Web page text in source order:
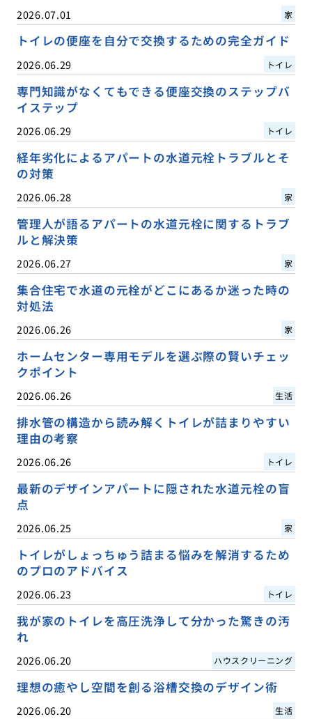
2026.07.01 家
トイレの便座を自分で交換するための完全ガイド
2026.06.29 トイレ
専門知識がなくてもできる便座交換のステップバ
イステップ
2026.06.29 トイレ
経年劣化によるアパートの水道元栓トラブルとそ
の対策
2026.06.28 家
管理人が語るアパートの水道元栓に関するトラブ
ルと解決策
2026.06.27 家
集合住宅で水道の元栓がどこにあるか迷った時の
対処法
2026.06.26 家
ホームセンター専用モデルを選ぶ際の賢いチェッ
クポイント
2026.06.26 生活
排水管の構造から読み解くトイレが詰まりやすい
理由の考察
2026.06.26 トイレ
最新のデザインアパートに隠された水道元栓の盲
点
2026.06.25 家
トイレがしょっちゅう詰まる悩みを解消するため
のプロのアドバイス
2026.06.23 トイレ
我が家のトイレを高圧洗浄して分かった驚きの汚
れ
2026.06.20 ハウスクリーニング
理想の癒やし空間を創る浴槽交換のデザイン術
2026.06.20 生活